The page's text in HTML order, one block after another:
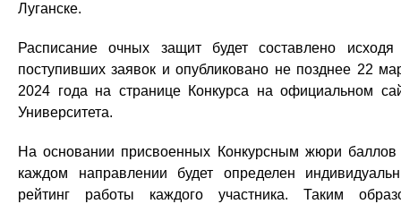
Луганске.
Расписание очных защит будет составлено исходя
поступивших заявок и опубликовано не позднее 22
2024 года на странице Конкурса на официальном
Университета.
На основании присвоенных Конкурсным жюри баллов
каждом направлении будет определен
рейтинг работы каждого участника. Таким